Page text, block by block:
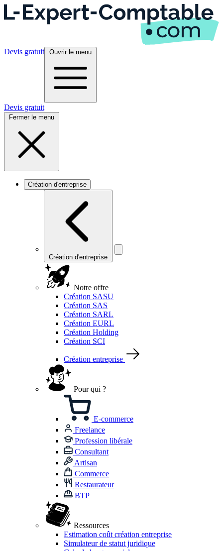
Devis gratuit Ouvrir le menu
Devis gratuit
Fermer le menu
Création d'entreprise
Création d'entreprise
Notre offre
Création SASU
Création SAS
Création SARL
Création EURL
Création Holding
Création SCI
Création entreprise
Pour qui ?
E-commerce
Freelance
Profession libérale
Consultant
Artisan
Commerce
Restaurateur
BTP
Ressources
Estimation coût création entreprise
Simulateur de statut juridique